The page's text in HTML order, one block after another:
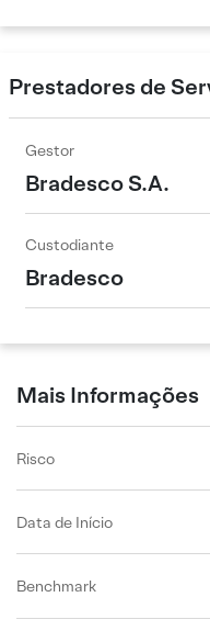
Prestadores de
Gestor
Bradesco S.A.
Custodiante
Bradesco
Mais Informações
Risco
Data de Início
Benchmark